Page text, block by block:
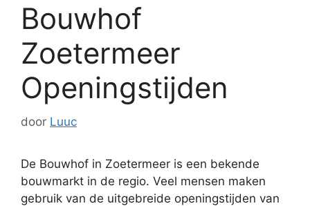
Bouwhof
Zoetermeer
Openingstijden
door Luuc
De Bouwhof in Zoetermeer is een bekende
bouwmarkt in de regio. Veel mensen maken
gebruik van de uitgebreide openingstijden van